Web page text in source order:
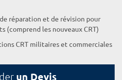
réparation et de révision pour
(comprend les nouveaux CRT)
CRT militaires et commerciales
un Devis